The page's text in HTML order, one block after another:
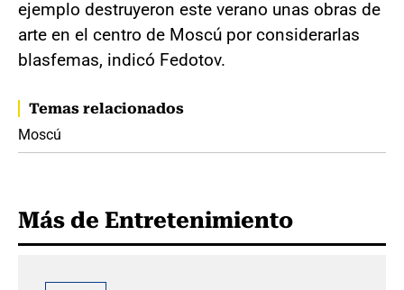
ejemplo destruyeron este verano unas obras de
arte en el centro de Moscú por considerarlas
blasfemas, indicó Fedotov.
Temas relacionados
Moscú
Más de Entretenimiento